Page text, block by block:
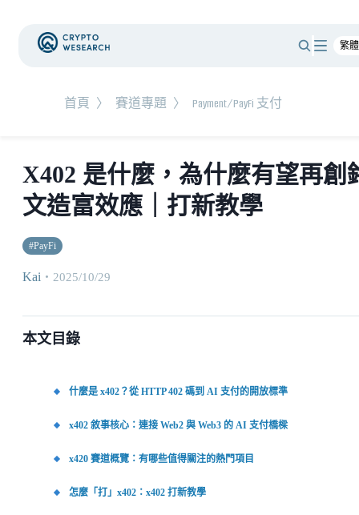
首頁 〉 賽道專題 〉 Payment/PayFi 支付
X402 是什麼，為什麼有望再創
文造富效應｜打新教學
#PayFi
Kai ・ 2025/10/29
本文目錄
什麼是 x402？從 HTTP 402 碼到 AI 支付的開放標準
x402 敘事核心：連接 Web2 與 Web3 的 AI 支付橋樑
x420 賽道概覽：有哪些值得關注的熱門項目
怎麼「打」x402：x402 打新教學